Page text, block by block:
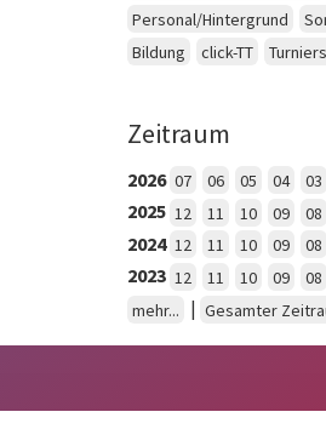
Personal/Hintergrund
Bildung
click-TT
Zeitraum
2026 07 06 05 04 03
2025 12 11 10 09 08
2024 12 11 10 09 08
2023 12 11 10 09 08
mehr...
| Gesamter